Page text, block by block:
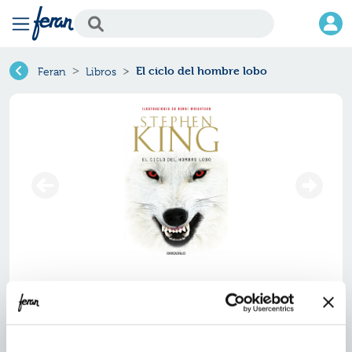
Feran Libros El ciclo del hombre lobo
El ciclo del hombre lobo
Ref.ZBS-B102-56